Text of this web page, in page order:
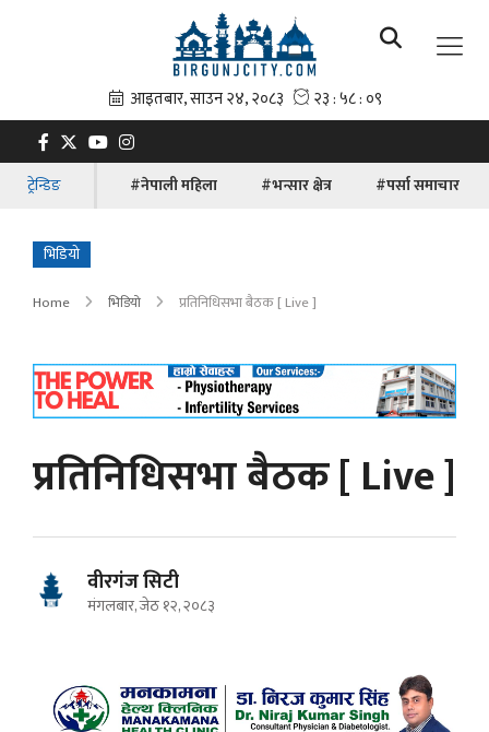
ट्रेन्डिङ #नेपाली महिला #भन्सार क्षेत्र #पर्सा समाचार
भिडियो
Home भिडियो प्रतिनिधिसभा बैठक [ Live ]
प्रतिनिधिसभा बैठक [ Live ]
वीरगंज सिटी
मंगलबार, जेठ १२, २०८३